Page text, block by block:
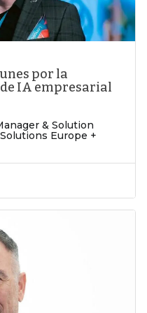
por la
IA empresarial
& Solution
Europe +